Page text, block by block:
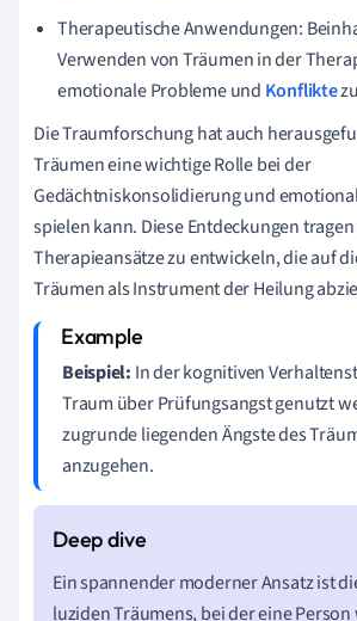
Therapeutische Anwendungen:
Verwenden von Träumen in der
emotionale Probleme und Konflikte
Die Traumforschung hat auch
Träumen eine wichtige Rolle bei der
Gedächtniskonsolidierung und
spielen kann. Diese Entdeckungen
Therapieansätze zu entwickeln, die auf
Träumen als Instrument der Heilung
Beispiel: In der kognitiven
Traum über Prüfungsangst genutzt
zugrunde liegenden Ängste des
anzugehen.
Ein spannender moderner Ansatz ist
luziden Träumens, bei der eine